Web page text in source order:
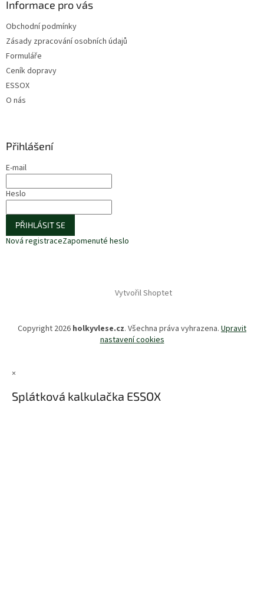
Informace pro vás
Obchodní podmínky
Zásady zpracování osobních údajů
Formuláře
Ceník dopravy
ESSOX
O nás
Přihlášení
E-mail
Heslo
PŘIHLÁSIT SE
Nová registraceZapomenuté heslo
Vytvořil Shoptet
Copyright 2026 holkyvlese.cz. Všechna práva vyhrazena. Upravit
nastavení cookies
×
Splátková kalkulačka ESSOX